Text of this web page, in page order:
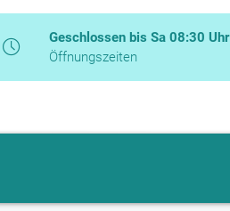
Geschlossen bis Sa 08:30 Uhr
Öffnungszeiten